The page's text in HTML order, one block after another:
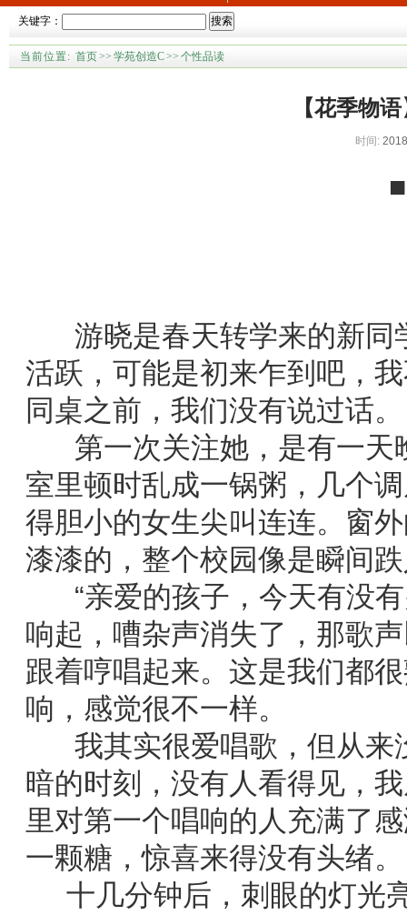
关键字： 搜索
当前位置: 首页>> 学苑创造C>> 个性品读
【花季物
时间:
游晓是春天转学来的新同
活跃，可能是初来乍到吧，
同桌之前，我们没有说过话。
第一次关注她，是有一天
室里顿时乱成一锅粥，几个
得胆小的女生尖叫连连。窗
漆漆的，整个校园像是瞬间
“亲爱的孩子，今天有没
响起，嘈杂声消失了，那歌
跟着哼唱起来。这是我们都
响，感觉很不一样。
我其实很爱唱歌，但从来
暗的时刻，没有人看得见，
里对第一个唱响的人充满了
一颗糖，惊喜来得没有头绪。
十几分钟后，刺眼的灯光